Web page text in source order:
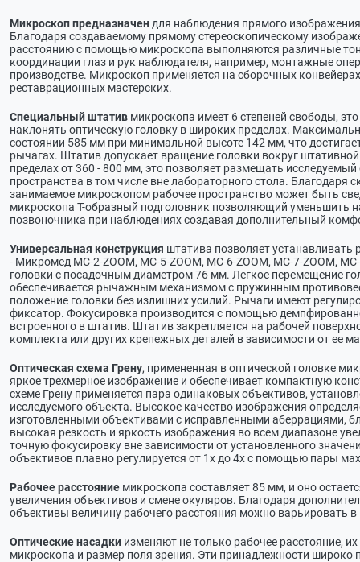
Микроскоп предназначен для наблюдения прямого
Благодаря создаваемому прямому стереоскопическому
расстоянию с помощью микроскопа выполняются различные
координации глаз и рук наблюдателя, например, монтажные
производстве. Микроскоп применяется на сборочных
реставрационных мастерских.
Специальный штатив микроскопа имеет 6 степеней свободы,
наклонять оптическую головку в широких пределах.
состоянии 585 мм при минимальной высоте 142 мм, что
рычагах. Штатив допускает вращение головки вокруг
пределах от 360 - 800 мм, это позволяет размещать
пространства в том числе вне лабораторного стола. Благодаря
занимаемое микроскопом рабочее пространство может быть
микроскопа Т-образный подголовник позволяющий уменьшить
позвоночника при наблюдениях создавая дополнительный
Универсальная конструкция штатива позволяет устанавливать
- Микромед МС-2-ZOOM, МС-5-ZOOM, МС-6-ZOOM, МС-7-ZOOM,
головки с посадочным диаметром 76 мм. Легкое перемещение
обеспечивается рычажным механизмом с пружинным
положение головки без излишних усилий. Рычаги имеют
фиксатор. Фокусировка производится с помощью
встроенного в штатив. Штатив закрепляется на рабочей
комплекта или других крепежных деталей в зависимости от ее
Оптическая схема Грену, примененная в оптической головке
яркое трехмерное изображение и обеспечивает компактную
схеме Грену применяется пара одинаковых объективов,
исследуемого объекта. Высокое качество изображения
изготовленными объективами с исправленными аберрациями,
высокая резкость и яркость изображения во всем диапазоне
точную фокусировку вне зависимости от установленного
объективов плавно регулируется от 1х до 4х с помощью пары
Рабочее расстояние микроскопа составляет 85 мм, и оно
увеличения объективов и смене окуляров. Благодаря
объективы величину рабочего расстояния можно варьировать
Оптические насадки изменяют не только рабочее расстояние,
микроскопа и размер поля зрения. Эти принадлежности широко